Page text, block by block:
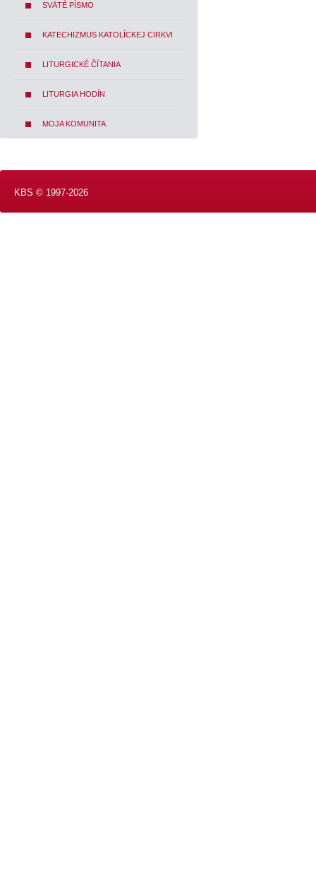
SVÄTÉ PÍSMO
KATECHIZMUS KATOLÍCKEJ CIRKVI
LITURGICKÉ ČÍTANIA
LITURGIA HODÍN
MOJA KOMUNITA
KBS © 1997-2026